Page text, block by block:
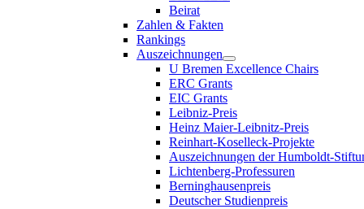
Beirat
Zahlen & Fakten
Rankings
Auszeichnungen
U Bremen Excellence Chairs
ERC Grants
EIC Grants
Leibniz-Preis
Heinz Maier-Leibnitz-Preis
Reinhart-Koselleck-Projekte
Auszeichnungen der Humboldt-
Lichtenberg-Professuren
Berninghausenpreis
Deutscher Studienpreis